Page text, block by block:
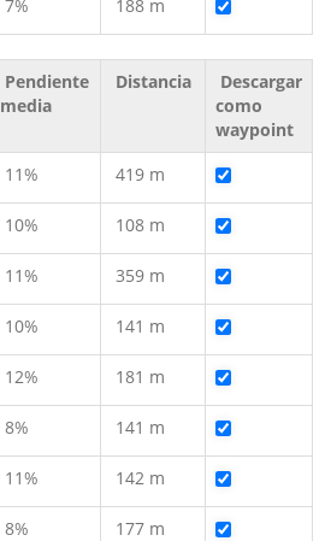
7% 188 m
Pendiente
media
Distancia
Descargar
como
waypoint
11% 419 m
10% 108 m
11% 359 m
10% 141 m
12% 181 m
8% 141 m
11% 142 m
8% 177 m